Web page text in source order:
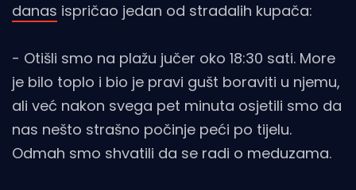
danas ispričao jedan od stradalih kupača:
- Otišli smo na plažu jučer oko 18:30 sati. More
je bilo toplo i bio je pravi gušt boraviti u njemu,
ali već nakon svega pet minuta osjetili smo da
nas nešto strašno počinje peći po tijelu.
Odmah smo shvatili da se radi o meduzama.